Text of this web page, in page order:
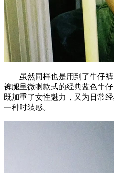
虽然同样也是用到了牛仔裤
裤腿呈微喇款式的经典蓝色牛
既加重了女性魅力，又为日常
一种时装感。